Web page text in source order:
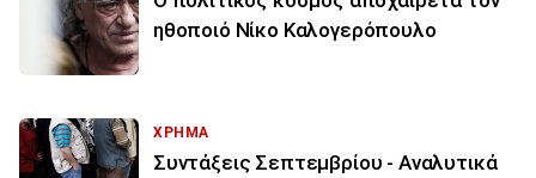
ηθοποιό Νίκο Καλογερόπουλο
ΧΡΗΜΑ
Συντάξεις Σεπτεμβρίου - Αναλυτικά